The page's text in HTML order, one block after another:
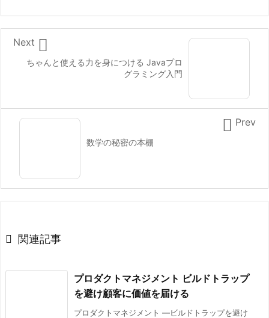
ちゃんと使える力を身につける Javaプロ
グラミング入門

Next
数学の秘密の本棚
 Prev
 関連記事
プロダクトマネジメント ビルドトラップ
を避け顧客に価値を届ける
プロダクトマネジメント ―ビルドトラップを避け